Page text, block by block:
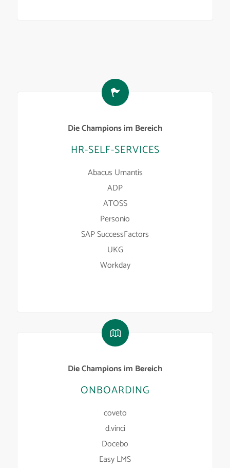
Die Champions im Bereich
HR-SELF-SERVICES
Abacus Umantis
ADP
ATOSS
Personio
SAP SuccessFactors
UKG
Workday
Die Champions im Bereich
ONBOARDING
coveto
d.vinci
Docebo
Easy LMS